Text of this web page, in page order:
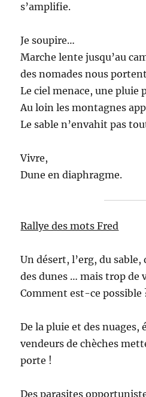
s’amplifie.
Je soupire…
Marche lente jusqu’au
des nomades nous
Le ciel menace, une pluie
Au loin les montagnes
Le sable n’envahit pas
Vivre,
Dune en diaphragme.
Rallye des mots Fred
Un désert, l’erg, du sable,
des dunes … mais trop de
Comment est-ce possible
De la pluie et des nuages,
vendeurs de chèches
porte !
Des parasites